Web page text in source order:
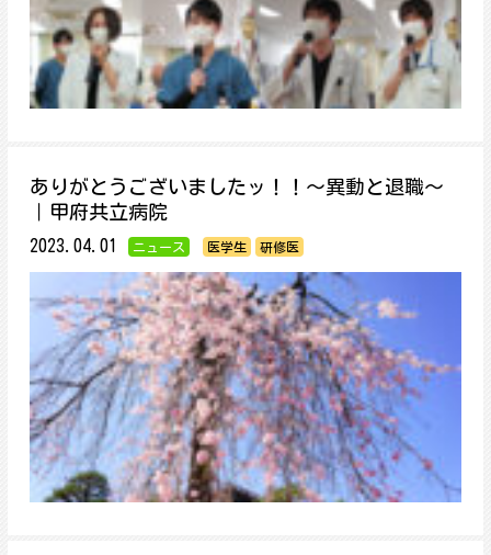
ありがとうございましたッ！！～異動と退職～
｜甲府共立病院
2023.04.01 ニュース 医学生 研修医